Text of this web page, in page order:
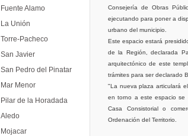
Fuente Alamo
La Unión
Torre-Pacheco
San Javier
San Pedro del Pinatar
Mar Menor
Pilar de la Horadada
Aledo
Mojacar
Consejería de Obras
ejecutando para poner a
urbano del municipio.
Este espacio estará
de la Región, declarada
arquitectónico de este
trámites para ser declarado
"La nueva plaza articulará
en torno a este espacio se
Casa Consistorial o
Ordenación del Territorio.